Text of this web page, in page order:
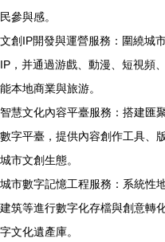
民參與感。
文創IP開發與運營服務：圍繞城
IP，并通過游戲、動漫、短視頻
能本地商業與旅游。
智慧文化內容平臺服務：搭建匯
數字平臺，提供內容創作工具、
城市文創生態。
城市數字記憶工程服務：系統性
建筑等進行數字化存檔與創意轉
字文化遺產庫。